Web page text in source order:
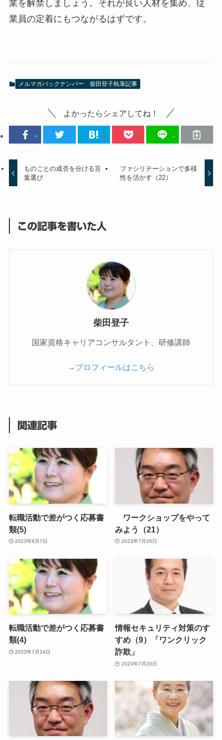
業を解禁しましょう。それが良い人材を集め、従
業員の定着にもつながるはずです。
メルマガバックナンバー 柴田登子執筆記事
よかったらシェアしてね！
ものごとの成否を分ける言
葉選び
ファシリテーションで多様
性を活かす（22）
この記事を書いた人
柴田登子
国家資格キャリアコンサルタント、研修講師
→プロフィールはこちら
関連記事
転職活動で差がつく応募書
類(5)
2023年8月7日
ワークショップをやって
みよう（21）
2023年7月26日
転職活動で差がつく応募書
類(4)
2023年7月24日
情報セキュリティ対策のす
すめ（9）「ワンクリック
詐欺」
2023年7月20日